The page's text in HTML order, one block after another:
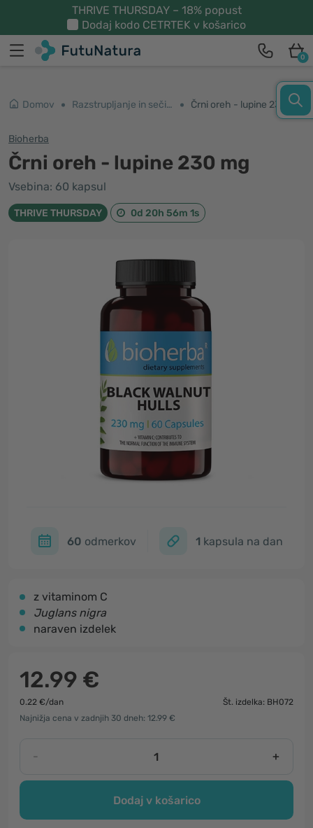
THRIVE THURSDAY – 18% popust
Dodaj kodo CETRTEK v košarico
0
Domov Razstrupljanje in sečila Črni oreh - lupine 230 mg
Bioherba
Črni oreh - lupine 230 mg
Vsebina: 60 kapsul
THRIVE THURSDAY 0d 20h 56m 0s
60 odmerkov 1 kapsula na dan
z vitaminom C
Juglans nigra
naraven izdelek
12.99 €
0.22 €/dan
Št. izdelka: BH072
Najnižja cena v zadnjih 30 dneh: 12.99 €
- +
Dodaj v košarico